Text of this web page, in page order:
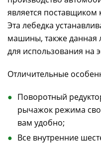
является поставщиком
Эта лебедка
машины, также данная
для использования на
Отличительные
Поворотный
рычажок режима
вам удобно;
Все внутренние